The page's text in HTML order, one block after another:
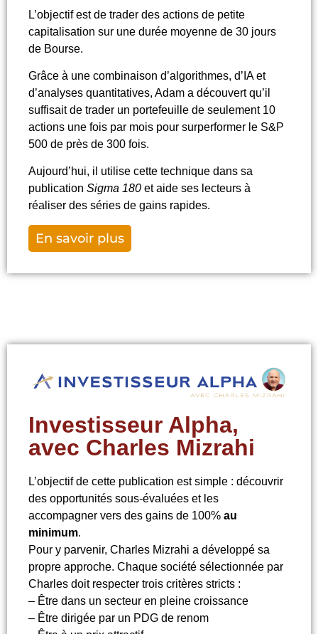
L’objectif est de trader des actions de petite
capitalisation sur une durée moyenne de 30 jours
de Bourse.
Grâce à une combinaison d’algorithmes, d’IA et
d’analyses quantitatives, Adam a découvert qu’il
suffisait de trader un portefeuille de seulement 10
actions une fois par mois pour surperformer le S&P
500 de près de 300 fois.
Aujourd’hui, il utilise cette technique dans sa
publication Sigma 180 et aide ses lecteurs à
réaliser des séries de gains rapides.
En savoir plus
Investisseur Alpha,
avec Charles Mizrahi
L’objectif de cette publication est simple : découvrir
des opportunités sous-évaluées et les
accompagner vers des gains de 100% au
minimum.
Pour y parvenir, Charles Mizrahi a développé sa
propre approche. Chaque société sélectionnée par
Charles doit respecter trois critères stricts :
– Être dans un secteur en pleine croissance
– Être dirigée par un PDG de renom